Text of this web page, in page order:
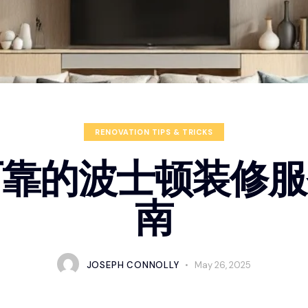
RENOVATION TIPS & TRICKS
的波士顿装修
南
JOSEPH CONNOLLY May 26, 2025